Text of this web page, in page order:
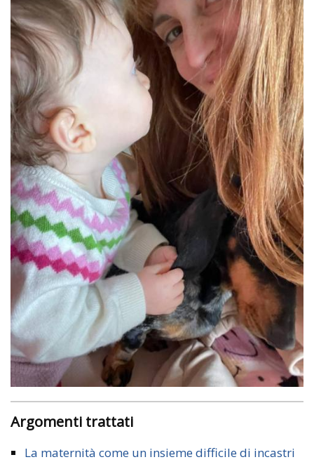
Argomenti trattati
La maternità come un insieme difficile di incastri